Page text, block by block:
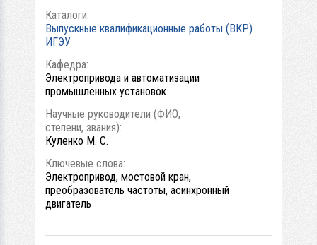
Каталоги:
Выпускные квалификационные работы (ВКР)
ИГЭУ
Кафедра:
Электропривода и автоматизации
промышленных установок
Научные руководители (ФИО,
степени, звания):
Куленко М. С.
Ключевые слова:
Электропривод, мостовой кран,
преобразователь частоты, асинхронный
двигатель